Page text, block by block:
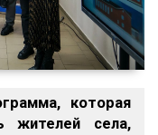
которая
жителей села,